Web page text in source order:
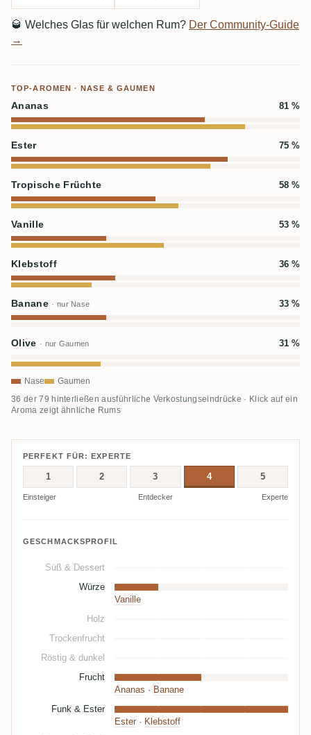
🥃 Welches Glas für welchen Rum? Der Community-Guide
→
TOP-AROMEN · NASE & GAUMEN
Ananas 81 %
Ester 75 %
Tropische Früchte 58 %
Vanille 53 %
Klebstoff 36 %
Banane · nur Nase 33 %
Olive · nur Gaumen 31 %
Nase Gaumen
36 der 79 hinterließen ausführliche Verkostungseindrücke · Klick auf ein
Aroma zeigt ähnliche Rums
PERFEKT FÜR: EXPERTE
1 2 3 4 5
Einsteiger Entdecker Experte
GESCHMACKSPROFIL
Süß & Dessert
Würze
Vanille
Holz
Trockenfrucht
Röstig & dunkel
Frucht
Ananas · Banane
Funk & Ester
Ester · Klebstoff